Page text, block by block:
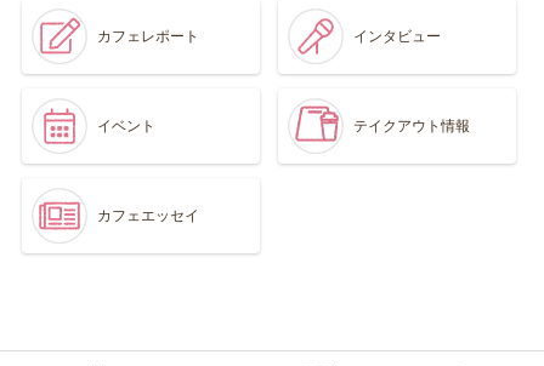
カフェレポート インタビュー
イベント テイクアウト情報
カフェエッセイ